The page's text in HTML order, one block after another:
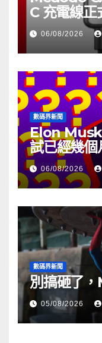
C 充電線正
06/08/2026
數碼界新聞
Elon
試已經幾個
06/08/2026
數碼界新聞
別搞砸了
05/08/2026